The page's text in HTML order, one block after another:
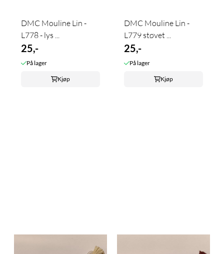
DMC Mouline Lin -
L778 - lys ...
25,-
På lager
Kjøp
DMC Mouline Lin -
L779 støvet ...
25,-
På lager
Kjøp